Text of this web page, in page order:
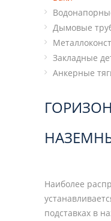
Дымовые
Закладные
Анкерные
Наиболее
подставках в